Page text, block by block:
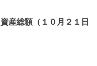
資産総額（１０月２１日